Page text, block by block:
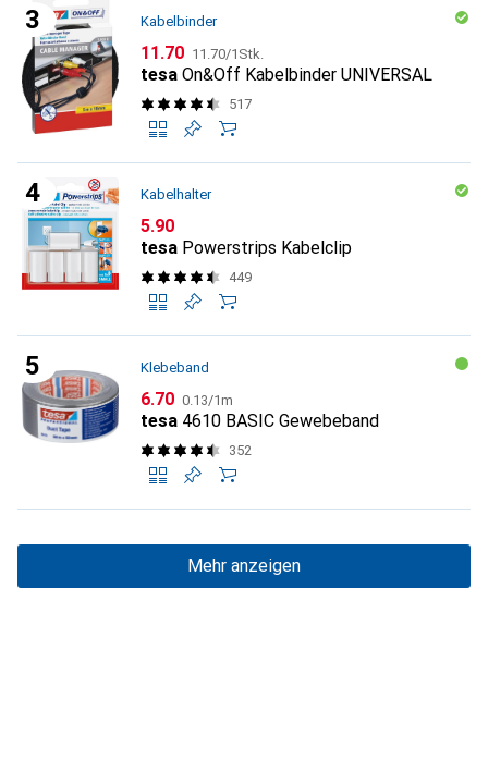
Kabelbinder
CHF
11.70 CHF
11.70/1Stk.
tesa On&Off Kabelbinder UNIVERSAL
517
Kabelhalter
CHF
5.90
tesa Powerstrips Kabelclip
449
Klebeband
CHF
6.70 CHF
0.13/1m
tesa 4610 BASIC Gewebeband
352
Mehr anzeigen